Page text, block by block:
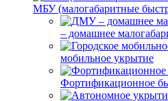
МБУ (малогабаритные
– домашнее
мобильное укрытие
Фортификационное